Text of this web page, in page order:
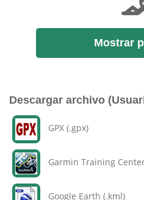
Mostrar
Descargar archivo
GPX (.gpx)
Garmin Training
Google Earth (.kml)